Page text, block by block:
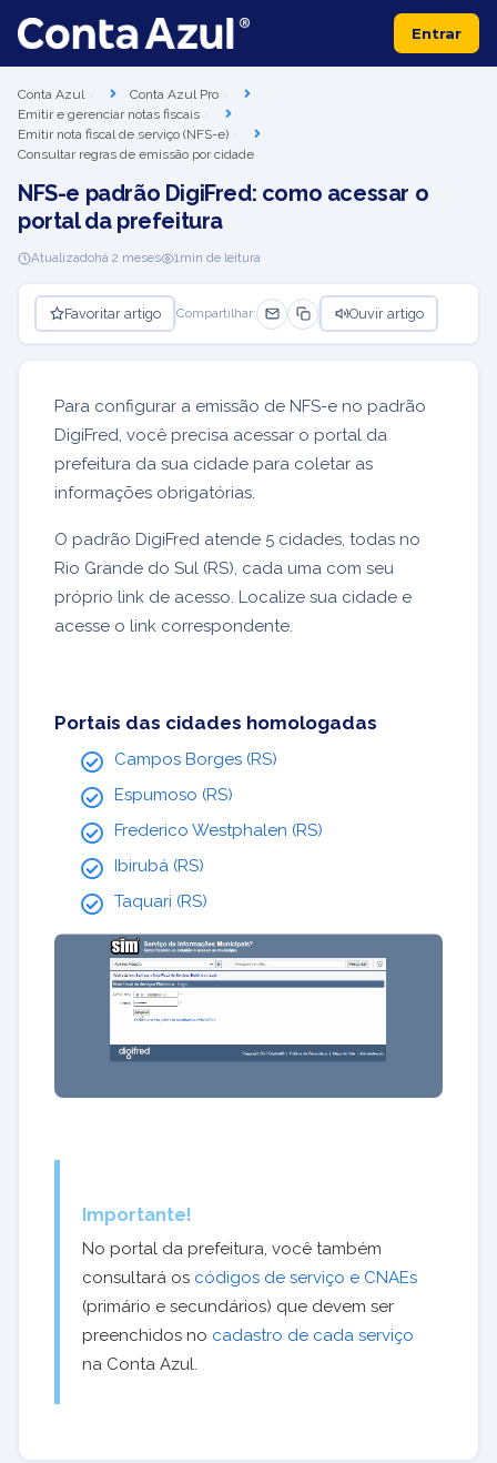
Entrar
Conta Azul
Conta Azul Pro
Emitir e gerenciar notas fiscais
Emitir nota fiscal de serviço (NFS-e)
Consultar regras de emissão por cidade
NFS-e padrão DigiFred: como acessar o
portal da prefeitura
Atualizadohá 2 meses 1min de leitura
Favoritar artigo Compartilhar: Ouvir artigo
Para configurar a emissão de NFS-e no padrão
DigiFred, você precisa acessar o portal da
prefeitura da sua cidade para coletar as
informações obrigatórias.
O padrão DigiFred atende 5 cidades, todas no
Rio Grande do Sul (RS), cada uma com seu
próprio link de acesso. Localize sua cidade e
acesse o link correspondente.
Portais das cidades homologadas
Campos Borges (RS)
Espumoso (RS)
Frederico Westphalen (RS)
Ibirubá (RS)
Taquari (RS)
Importante!
No portal da prefeitura, você também
consultará os códigos de serviço e CNAEs
(primário e secundários) que devem ser
preenchidos no cadastro de cada serviço
na Conta Azul.